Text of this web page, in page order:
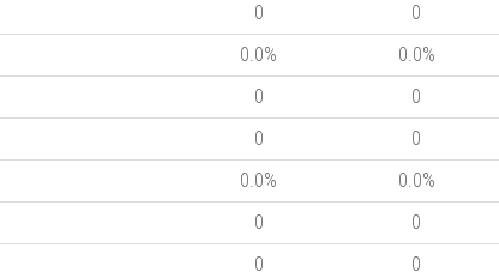
0
0
0.0%
0.0%
0
0
0
0
0.0%
0.0%
0
0
0 0